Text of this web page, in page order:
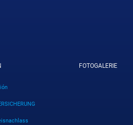
FOTOGALERIE